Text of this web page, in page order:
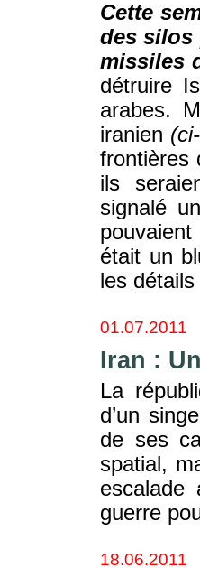
Cette
des silos
missiles
détruire
arabes.
iranien
frontières
ils
signalé
était un
les
01.07.2011
Iran :
La
d’un
de ses
spatial,
escalade
guerre
18.06.2011